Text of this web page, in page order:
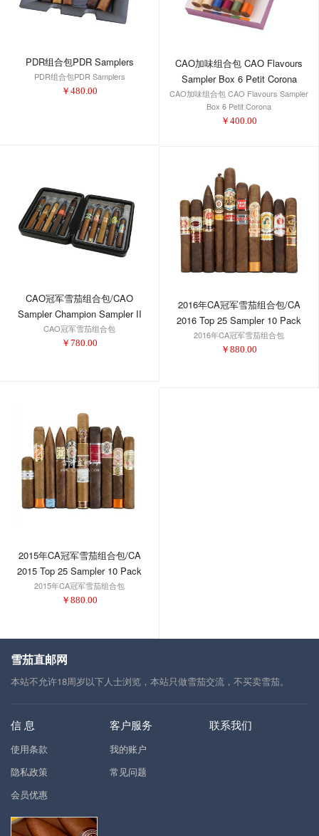
PDR组合包PDR Samplers
PDR组合包PDR Samplers
￥ 480.00
CAO加味组合包 CAO Flavours
Sampler Box 6 Petit Corona
CAO加味组合包 CAO Flavours Sampler
Box 6 Petit Corona
￥ 400.00
CAO冠军雪茄组合包/CAO
Sampler Champion Sampler II
CAO冠军雪茄组合包
￥ 780.00
2016年CA冠军雪茄组合包/CA
2016 Top 25 Sampler 10 Pack
2016年CA冠军雪茄组合包
￥ 880.00
2015年CA冠军雪茄组合包/CA
2015 Top 25 Sampler 10 Pack
2015年CA冠军雪茄组合包
￥ 880.00
雪茄直邮网
本站不允许18周岁以下人士浏览，本站只做雪茄交流，不买卖雪茄。
信 息
使用条款
隐私政策
会员优惠
客户服务
我的账户
常见问题
联系我们